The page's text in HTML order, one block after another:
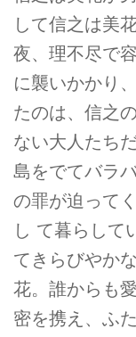
して信之は美
夜、理不尽で
に襲いかかり
たのは、信之
ない大人たち
島をでてバラ
の罪が迫って
し て暮らして
てきらびやか
花。誰からも
密を携え、ふ